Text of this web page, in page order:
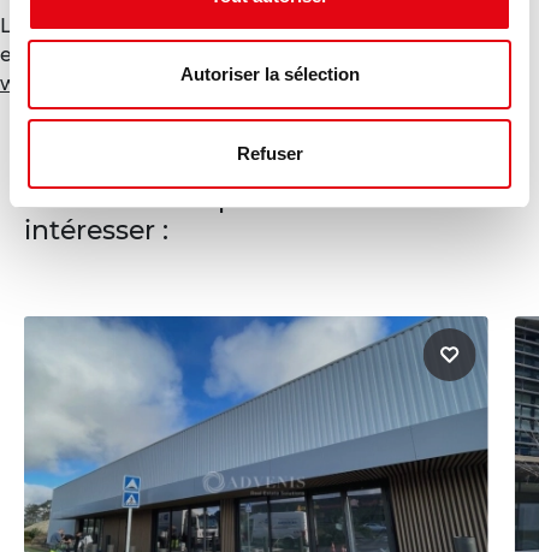
Autoriser la sélection
Refuser
Les informations sur les risques auxquels ce bien est
exposé sont disponibles sur le site Géorisques :
www.georisques.gouv.fr
Ces annonces pourraient vous
intéresser :